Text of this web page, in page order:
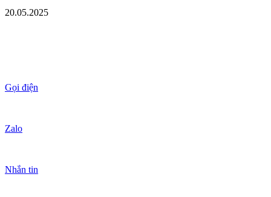
20.05.2025
Gọi điện
Zalo
Nhắn tin